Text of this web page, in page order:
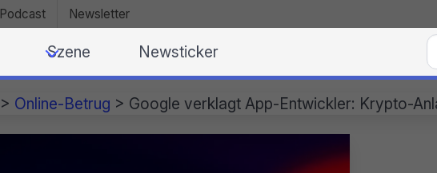
Podcast Newsletter
Szene Newsticker
> Online-Betrug > Google verklagt App-Entwickler: Krypto-